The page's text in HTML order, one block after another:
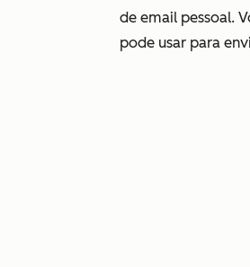
de email pessoal.
pode usar para